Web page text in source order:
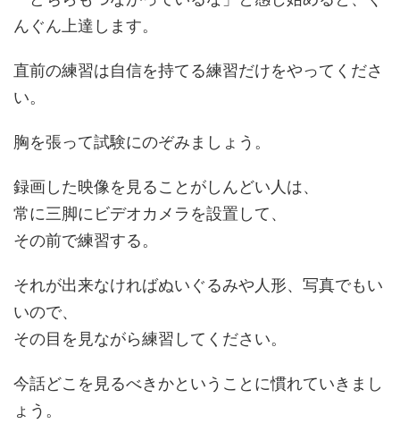
んぐん上達します。
直前の練習は自信を持てる練習だけをやってくださ
い。
胸を張って試験にのぞみましょう。
録画した映像を見ることがしんどい人は、
常に三脚にビデオカメラを設置して、
その前で練習する。
それが出来なければぬいぐるみや人形、写真でもい
いので、
その目を見ながら練習してください。
今話どこを見るべきかということに慣れていきまし
ょう。